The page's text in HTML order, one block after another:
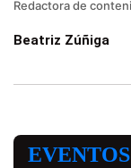
Redactora de
Beatriz Zúñiga
EVENTOS